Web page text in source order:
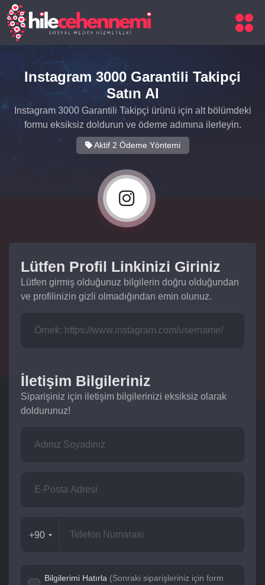
Instagram 3000 Garantili Takipçi
Satın Al
Instagram 3000 Garantili Takipçi ürünü için alt bölümdeki
formu eksiksiz doldurun ve ödeme adımına ilerleyin.
Aktif 2 Ödeme Yöntemi
Lütfen Profil Linkinizi Giriniz
Lütfen girmiş olduğunuz bilgilerin doğru olduğundan
ve profilinizin gizli olmadığından emin olunuz.
İletişim Bilgileriniz
Siparişiniz için iletişim bilgilerinizi eksiksiz olarak
doldurunuz!
+90
Bilgilerimi Hatırla (Sonraki siparişleriniz için form